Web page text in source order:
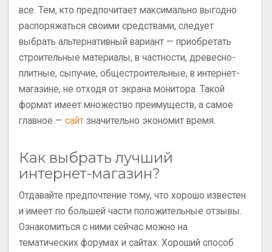
все. Тем, кто предпочитает максимально выгодно
распоряжаться своими средствами, следует
выбрать альтернативный вариант — приобретать
строительные материалы, в частности, древесно-
плитные, сыпучие, общестроительные, в интернет-
магазине, не отходя от экрана монитора. Такой
формат имеет множество преимуществ, а самое
главное —сайт значительно экономит время.
Как выбрать лучший
интернет-магазин?
Отдавайте предпочтение тому, что хорошо известен
и имеет по большей части положительные отзывы.
Ознакомиться с ними сейчас можно на
тематических форумах и сайтах. Хороший способ